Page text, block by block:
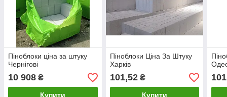
Піноблоки ціна за штуку
Чернігові
10 908 ₴
Купити
Піноблоки Ціна За Штуку
Харків
101,52₴
Купити